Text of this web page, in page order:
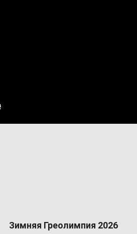
Зимняя Греолимпия 2026